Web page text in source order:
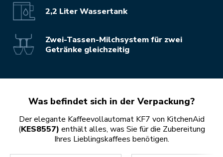
2,2 Liter Wassertank
Zwei-Tassen-Milchsystem für zwei
Getränke gleichzeitig
Was befindet sich in der Verpackung?
Der elegante Kaffeevollautomat KF7 von KitchenAid
(KES8557) enthält alles, was Sie für die Zubereitung
Ihres Lieblingskaffees benötigen.